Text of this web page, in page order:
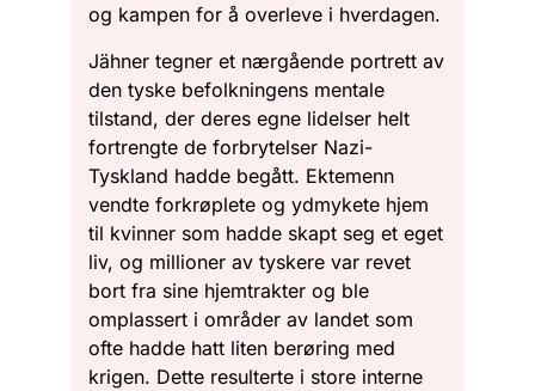
og kampen for å overleve i hverdagen.
Jähner tegner et nærgående portrett av
den tyske befolkningens mentale
tilstand, der deres egne lidelser helt
fortrengte de forbrytelser Nazi-
Tyskland hadde begått. Ektemenn
vendte forkrøplete og ydmykete hjem
til kvinner som hadde skapt seg et eget
liv, og millioner av tyskere var revet
bort fra sine hjemtrakter og ble
omplassert i områder av landet som
ofte hadde hatt liten berøring med
krigen. Dette resulterte i store interne